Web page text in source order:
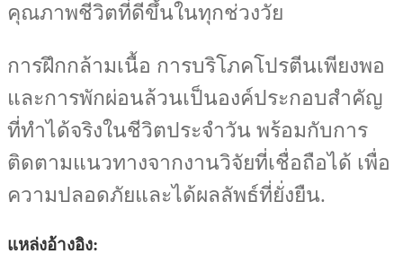
คุณภาพชีวิตที่ดีขึ้นในทุกช่วงวัย
การฝึกกล้ามเนื้อ การบริโภคโปรตีนเพียงพอ
และการพักผ่อนล้วนเป็นองค์ประกอบสำคัญ
ที่ทำได้จริงในชีวิตประจำวัน พร้อมกับการ
ติดตามแนวทางจากงานวิจัยที่เชื่อถือได้ เพื่อ
ความปลอดภัยและได้ผลลัพธ์ที่ยั่งยืน.
แหล่งอ้างอิง: